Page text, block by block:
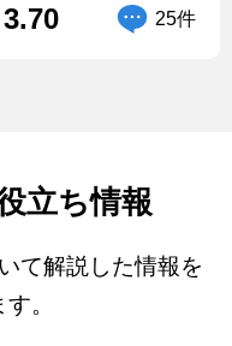
3.70 25件
立ち情報
て解説した情報を
。